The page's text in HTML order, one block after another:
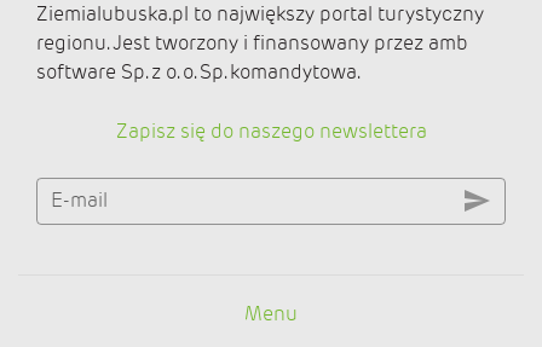
Ziemialubuska.pl to największy portal turystyczny
regionu. Jest tworzony i finansowany przez amb
software Sp. z o. o. Sp. komandytowa.
Zapisz się do naszego newslettera
E-mail
Menu